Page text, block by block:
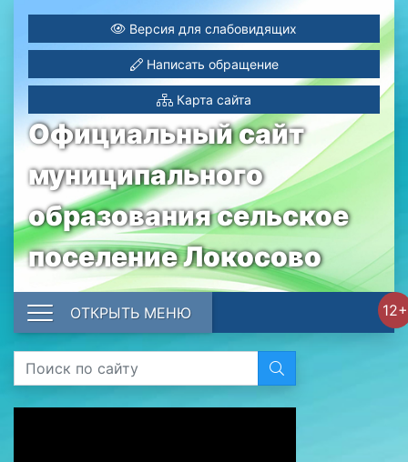
Официальный сайт
муниципального
образования сельское
поселение Локосово
Версия для слабовидящих
Написать обращение
Карта сайта
12+
ОТКРЫТЬ МЕНЮ